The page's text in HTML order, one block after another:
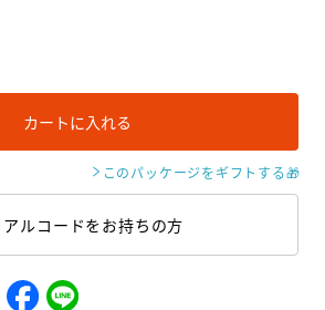
カートに入れる
このパッケージをギフトする🎁
アルコードをお持ちの方